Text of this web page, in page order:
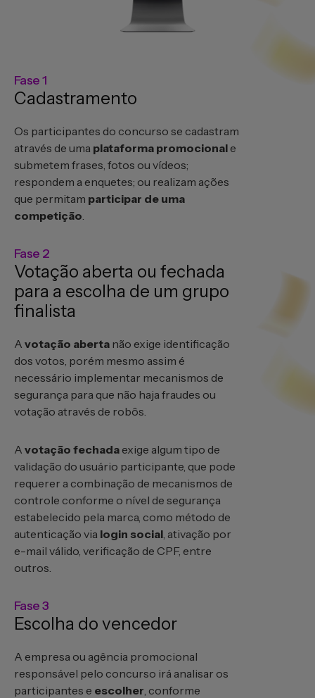
Fase 1
Cadastramento
Os participantes do concurso se cadastram
através de uma plataforma promocional e
submetem frases, fotos ou vídeos;
respondem a enquetes; ou realizam ações
que permitam participar de uma
competição
Fase 2
Votação aberta ou fechada
para a escolha de um grupo
finalista
A votação aberta não exige identificação
dos votos, porém mesmo assim é
necessário implementar mecanismos de
segurança para que não haja fraudes ou
votação através de robôs.
A votação fechada exige algum tipo de
validação do usuário participante, que pode
requerer a combinação de mecanismos de
controle conforme o nível de segurança
estabelecido pela marca, como método de
autenticação via login social , ativação por
e-mail válido, verificação de CPF, entre
outros.
Fase 3
Escolha do vencedor
A empresa ou agência promocional
responsável pelo concurso irá analisar os
participantes e escolher , conforme